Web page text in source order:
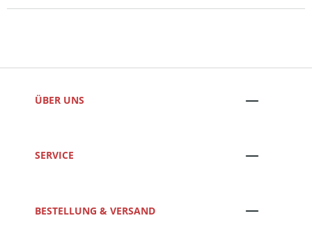
ÜBER UNS
SERVICE
BESTELLUNG & VERSAND